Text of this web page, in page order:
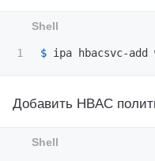
$
Добавить HBAC